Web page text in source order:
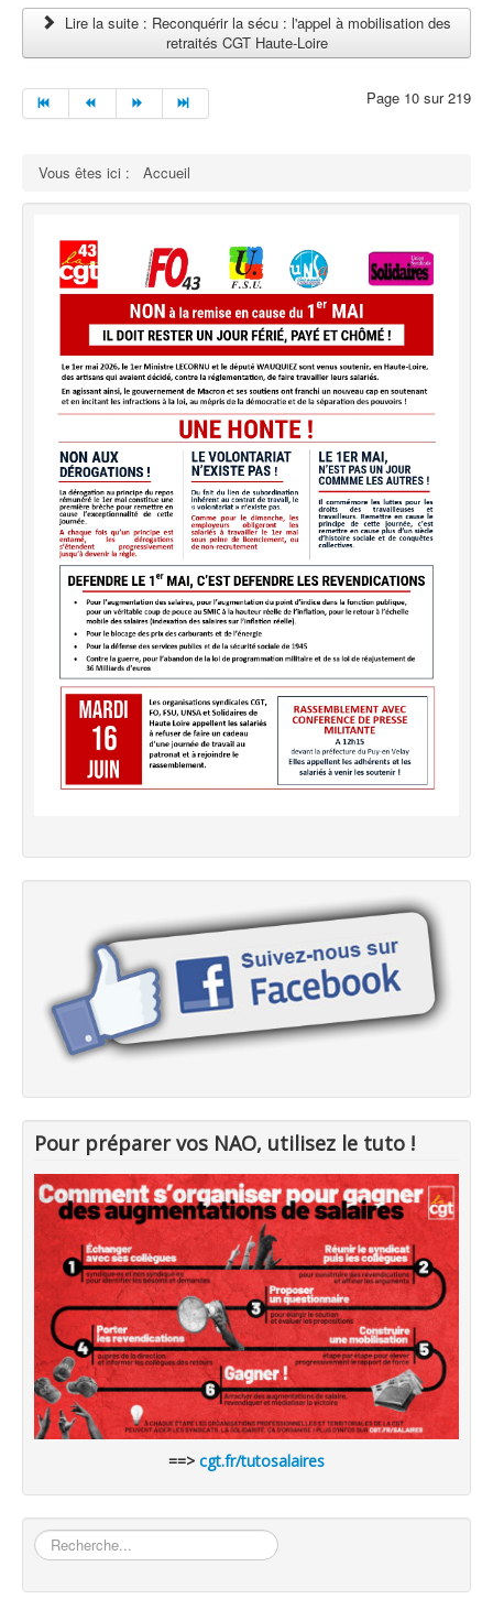
Lire la suite : Reconquérir la sécu : l'appel à mobilisation des
retraités CGT Haute-Loire
Page 10 sur 219
Vous êtes ici : Accueil
Pour préparer vos NAO, utilisez le tuto !
==> cgt.fr/tutosalaires
Rechercher